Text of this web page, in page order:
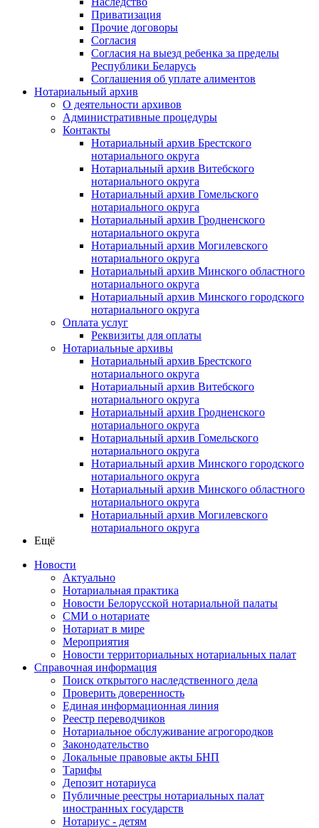
Приватизация
Прочие договоры
Согласия
Согласия на выезд ребенка за пределы
Республики Беларусь
Соглашения об уплате алиментов
Нотариальный архив
О деятельности архивов
Административные процедуры
Контакты
Нотариальный архив Брестского
нотариального округа
Нотариальный архив Витебского
нотариального округа
Нотариальный архив Гомельского
нотариального округа
Нотариальный архив Гродненского
нотариального округа
Нотариальный архив Могилевского
нотариального округа
Нотариальный архив Минского областного
нотариального округа
Нотариальный архив Минского городского
нотариального округа
Оплата услуг
Реквизиты для оплаты
Нотариальные архивы
Нотариальный архив Брестского
нотариального округа
Нотариальный архив Витебского
нотариального округа
Нотариальный архив Гродненского
нотариального округа
Нотариальный архив Гомельского
нотариального округа
Нотариальный архив Минского городского
нотариального округа
Нотариальный архив Минского областного
нотариального округа
Нотариальный архив Могилевского
нотариального округа
Ещё
Новости
Актуально
Нотариальная практика
Новости Белорусской нотариальной палаты
СМИ о нотариате
Нотариат в мире
Мероприятия
Новости территориальных нотариальных палат
Справочная информация
Поиск открытого наследственного дела
Проверить доверенность
Единая информационная линия
Реестр переводчиков
Нотариальное обслуживание агрогородков
Законодательство
Локальные правовые акты БНП
Тарифы
Депозит нотариуса
Публичные реестры нотариальных палат
иностранных государств
Нотариус - детям